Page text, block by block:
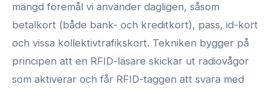
mängd föremål vi använder dagligen, såsom
betalkort (både bank- och kreditkort), pass, id-kort
och vissa kollektivtrafikskort. Tekniken bygger på
principen att en RFID-läsare skickar ut radiovågor
som aktiverar och får RFID-taggen att svara med